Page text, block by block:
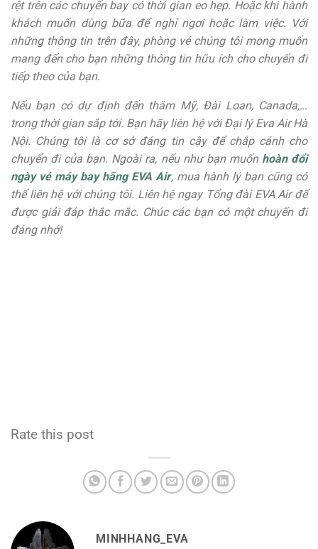
rệt trên các chuyến bay có thời gian eo hẹp. Hoặc khi hành
khách muốn dùng bữa để nghỉ ngơi hoặc làm việc. Với
những thông tin trên đây, phòng vé chúng tôi mong muốn
mang đến cho bạn những thông tin hữu ích cho chuyến đi
tiếp theo của bạn.
Nếu bạn có dự định đến thăm Mỹ, Đài Loan, Canada,…
trong thời gian sắp tới. Bạn hãy liên hệ với Đại lý Eva Air Hà
Nội. Chúng tôi là cơ sở đáng tin cậy để chắp cánh cho
chuyến đi của bạn. Ngoài ra, nếu như bạn muốn hoàn đổi
ngày vé máy bay hãng EVA Air, mua hành lý bạn cũng có
thể liên hệ với chúng tôi. Liên hệ ngay Tổng đài EVA Air để
được giải đáp thắc mắc. Chúc các bạn có một chuyến đi
đáng nhớ!
Rate this post
MINHHANG_EVA